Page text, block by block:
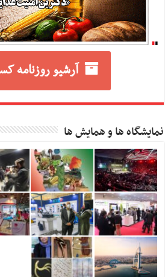
آرشیو روزنامه
نمایشگاه ها و همایش ها